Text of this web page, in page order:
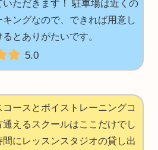
いただきます！ 駐車場は近くの
キングなので、できれば用意し
とありがたいです。
5.0
ースとボイストレーニングコ
通えるスクールはここだけでし
間にレッスンスタジオの貸し出